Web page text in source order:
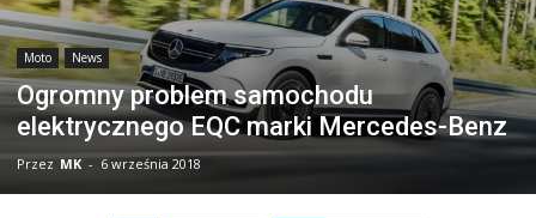
Moto News
Ogromny problem samochodu
elektrycznego EQC marki Mercedes-Benz
Przez MK - 6 września 2018